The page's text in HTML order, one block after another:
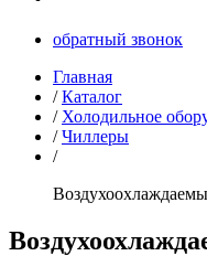
обратный звонок
Главная
/Каталог
/ Холодильное
/Чиллеры
/